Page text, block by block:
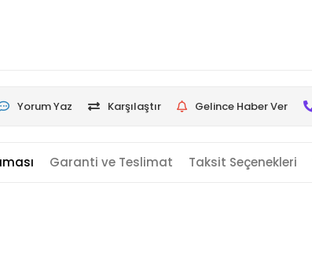
Yorum Yaz Karşılaştır Gelince Haber Ver
Garanti ve Teslimat Taksit Seçenekleri